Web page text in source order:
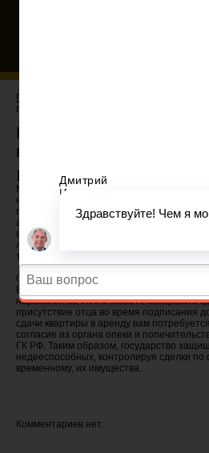
Главная
гражданским вопросам
Консультация юриста по
вопросам
Вопрос юристу:
Моего отца недавно признали
назначили меня. Я решила перевезти
проще за ним ухаживать, а квартиру отца
аренда предполагается долгосрочная,
все официально, чтобы в будущем не
ли присутствие отца для подписания
только мне?
Отвечает юрист:
Если вы были назначены опекуном вашего
нормам ст. 32 ГК РФ можете совершать
присутствие отца во время подписания
сдачи квартиры в аренду вам
согласие из органа опеки и
ГК РФ. Таким образом, государство
недееспособных, контролируя сделки
временному, их имущества.
Комментариев нет.